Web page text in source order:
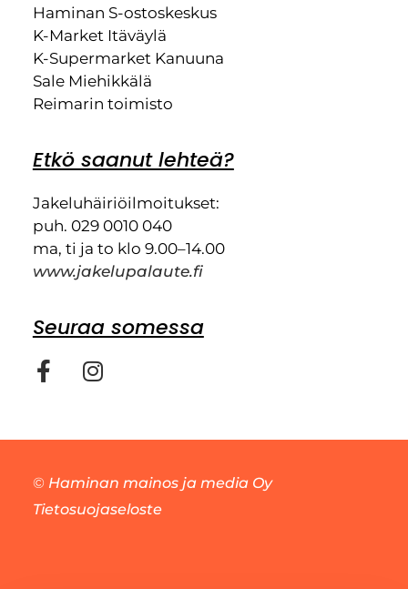
Haminan S-ostoskeskus
K-Market Itäväylä
K-Supermarket Kanuuna
Sale Miehikkälä
Reimarin toimisto
Etkö saanut lehteä?
Jakeluhäiriöilmoitukset:
puh. 029 0010 040
ma, ti ja to klo 9.00–14.00
www.jakelupalaute.fi
Seuraa somessa
© Haminan mainos ja media Oy
Tietosuojaseloste